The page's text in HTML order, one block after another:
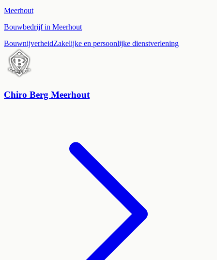
Meerhout
Bouwbedrijf in Meerhout
BouwnijverheidZakelijke en persoonlijke dienstverlening
Chiro Berg Meerhout